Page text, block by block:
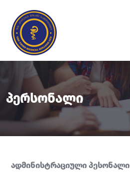
Პერსონალი
ადმინისტრაციული პესონალი